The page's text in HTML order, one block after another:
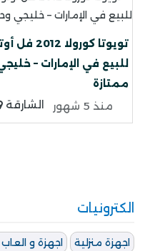
تويوتا
للبيع في الإمارات –
ممتازة
الشارقة منذ 5 شهور
الكترونيات
اجهزة منزلية اجهزة و